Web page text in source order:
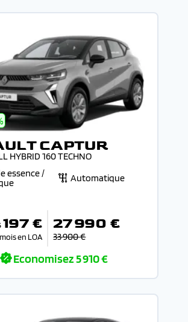
CAPTUR
HYBRID 160 TECHNO
essence /
Automatique
197 €
en LOA
27 990 €
33 900 €
Economisez5 910 €